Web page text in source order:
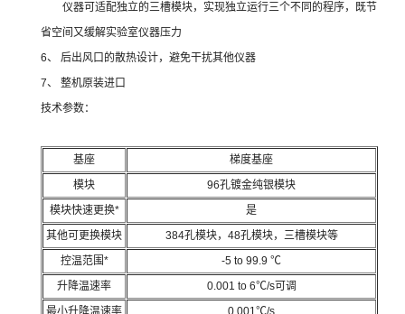
仪器可适配独立的三槽模块，实现独立运行三个不同的程序，既节
省空间又缓解实验室仪器压力
6、 后出风口的散热设计，避免干扰其他仪器
7、 整机原装进口
技术参数：
基座
梯度基座
模块
96孔镀金纯银模块
模块快速更换*
是
其他可更换模块
384孔模块，48孔模块，三槽模块等
控温范围*
-5 to 99.9 ℃
升降温速率
0.001 to 6℃/s可调
最小升降温速率
0.001℃/s